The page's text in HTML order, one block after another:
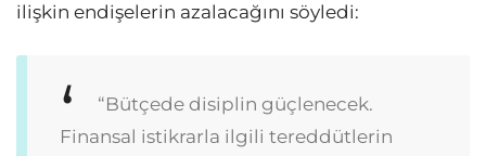
ilişkin endişelerin azalacağını söyledi:
“Bütçede disiplin güçlenecek.
Finansal istikrarla ilgili tereddütlerin